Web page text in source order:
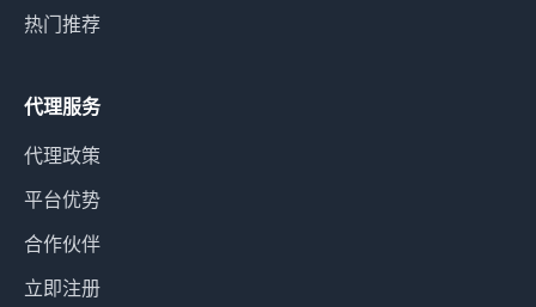
热门推荐
代理服务
代理政策
平台优势
合作伙伴
立即注册